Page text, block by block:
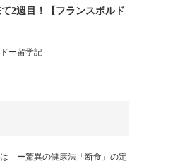
2週目！【フランスボルド
ー留学記
ー驚異の健康法「断食」の定